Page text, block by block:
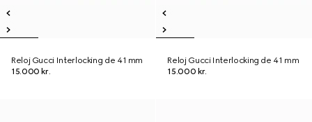
Reloj Gucci Interlocking de 41 mm
15.000 kr.
Reloj Gucci Interlocking de 41 mm
15.000 kr.